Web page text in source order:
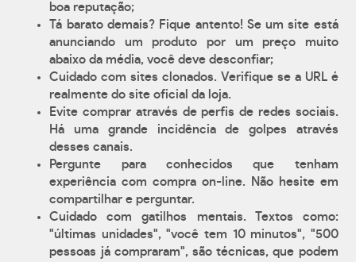
boa reputação;
Tá barato demais? Fique antento! Se um site está
anunciando um produto por um preço muito
abaixo da média, você deve desconfiar;
Cuidado com sites clonados. Verifique se a URL é
realmente do site oficial da loja.
Evite comprar através de perfis de redes sociais.
Há uma grande incidência de golpes através
desses canais.
Pergunte para conhecidos que tenham
experiência com compra on-line. Não hesite em
compartilhar e perguntar.
Cuidado com gatilhos mentais. Textos como:
"últimas unidades", "você tem 10 minutos", "500
pessoas já compraram", são técnicas, que podem